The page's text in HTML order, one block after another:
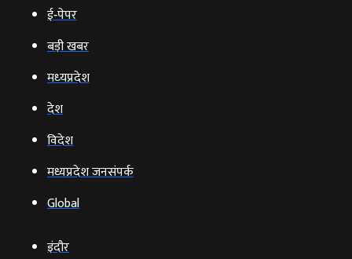
ई‑पेपर
बड़ी खबर
मध्‍यप्रदेश
देश
विदेश
मध्यप्रदेश जनसंपर्क
Global
इंदौर